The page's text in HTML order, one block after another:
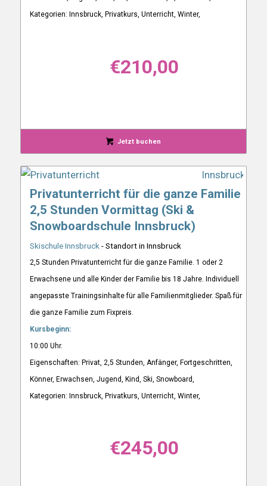
Kategorien: Innsbruck, Privatkurs, Unterricht, Winter,
€210,00
Jetzt buchen
Privatunterricht für die ganze Familie
2,5 Stunden Vormittag (Ski &
Snowboardschule Innsbruck)
Skischule Innsbruck - Standort in Innsbruck
2,5 Stunden Privatunterricht für die ganze Familie. 1 oder 2
Erwachsene und alle Kinder der Familie bis 18 Jahre. Individuell
angepasste Trainingsinhalte für alle Familienmitglieder. Spaß für
die ganze Familie zum Fixpreis.
Kursbeginn:
10:00 Uhr.
Eigenschaften: Privat, 2,5 Stunden, Anfänger, Fortgeschritten,
Könner, Erwachsen, Jugend, Kind, Ski, Snowboard,
Kategorien: Innsbruck, Privatkurs, Unterricht, Winter,
€245,00